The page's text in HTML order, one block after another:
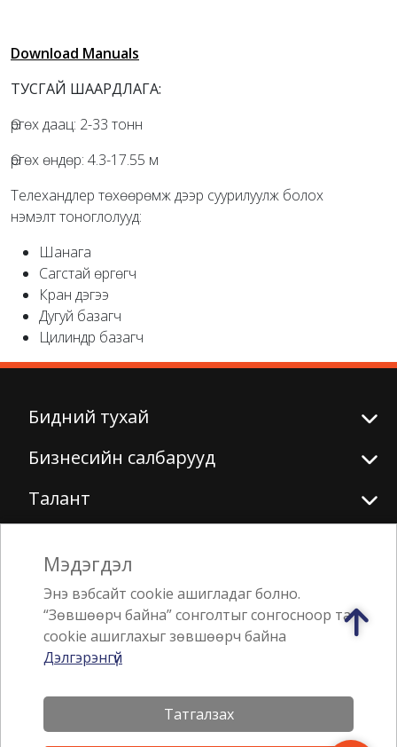
Download Manuals
ТУСГАЙ ШААРДЛАГА:
Өргөх даац: 2-33 тонн
Өргөх өндөр: 4.3-17.55 м
Телехандлер төхөөрөмж дээр суурилуулж болох
нэмэлт тоноглолууд:
Шанага
Сагстай өргөгч
Кран дэгээ
Дугуй базагч
Цилиндр базагч
Бидний тухай
Бизнесийн салбарууд
Талант
Биднийг дагаарай
Аппликэйшн татах
Мэдэгдэл
Энэ вэбсайт cookie ашигладаг болно.
“Зөвшөөрч байна” сонголтыг сонгосноор та
cookie ашиглахыг зөвшөөрч байна
Дэлгэрэнгүй
Татгалзах